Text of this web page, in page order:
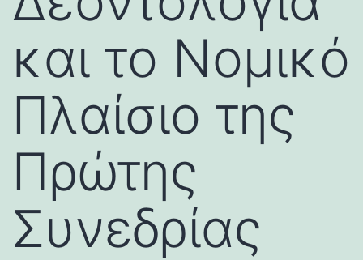
και το Νομικό
Πλαίσιο της
Πρώτης
Συνεδρίας